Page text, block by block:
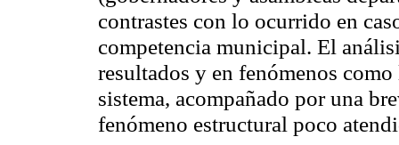
contrastes con lo ocurrido en
competencia municipal. El
resultados y en fenómenos
sistema, acompañado por una
fenómeno estructural poco